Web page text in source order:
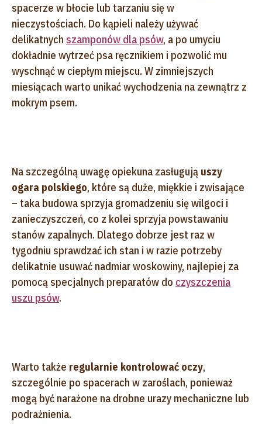
spacerze w błocie lub tarzaniu się w
nieczystościach. Do kąpieli należy używać
delikatnych szamponów dla psów, a po umyciu
dokładnie wytrzeć psa ręcznikiem i pozwolić mu
wyschnąć w ciepłym miejscu. W zimniejszych
miesiącach warto unikać wychodzenia na zewnątrz z
mokrym psem.
Na szczególną uwagę opiekuna zasługują uszy
ogara polskiego, które są duże, miękkie i zwisające
– taka budowa sprzyja gromadzeniu się wilgoci i
zanieczyszczeń, co z kolei sprzyja powstawaniu
stanów zapalnych. Dlatego dobrze jest raz w
tygodniu sprawdzać ich stan i w razie potrzeby
delikatnie usuwać nadmiar woskowiny, najlepiej za
pomocą specjalnych preparatów do czyszczenia
uszu psów.
Warto także regularnie kontrolować oczy,
szczególnie po spacerach w zaroślach, ponieważ
mogą być narażone na drobne urazy mechaniczne lub
podrażnienia.